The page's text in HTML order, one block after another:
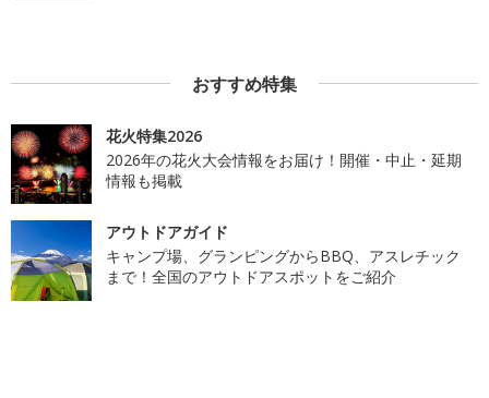
おすすめ特集
花火特集2026
2026年の花火大会情報をお届け！開催・中止・延期
情報も掲載
アウトドアガイド
キャンプ場、グランピングからBBQ、アスレチック
まで！全国のアウトドアスポットをご紹介